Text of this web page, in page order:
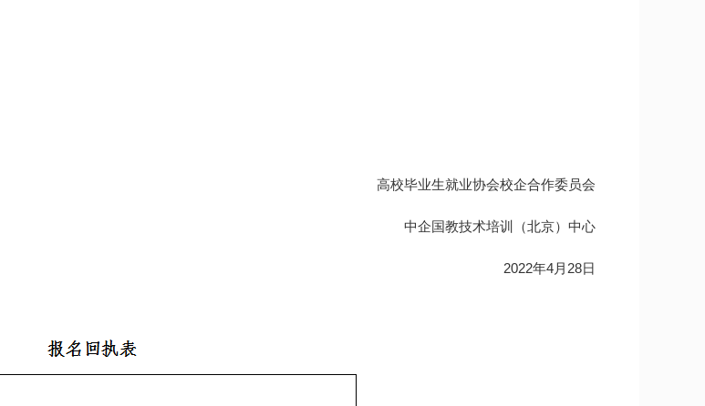
高校毕业生就业协会校企合作委员会
中企国教技术培训（北京）中心
2022年4月28日